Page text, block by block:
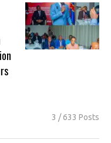
3 / 633 Posts